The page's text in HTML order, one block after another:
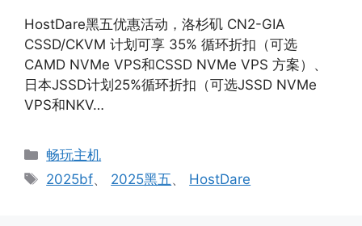
HostDare黑五优惠活动，洛杉矶 CN2-GIA
CSSD/CKVM 计划可享 35% 循环折扣（可选
CAMD NVMe VPS和CSSD NVMe VPS 方案）、
日本JSSD计划25%循环折扣（可选JSSD NVMe
VPS和NKV…
分
类
畅玩主机
标
2025bf、 2025黑五、 HostDare